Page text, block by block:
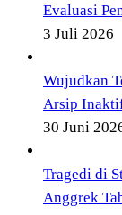
Evaluasi
3 Juli 2026
Wujudkan
Arsip
30 Juni
Tragedi di
Anggrek